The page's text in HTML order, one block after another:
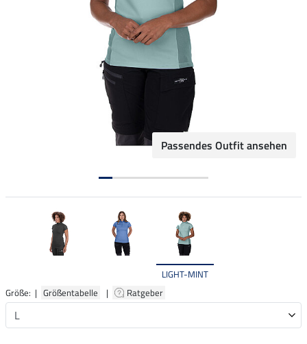
Passendes Outfit ansehen
LIGHT-MINT
Größe: | Größentabelle | Ratgeber